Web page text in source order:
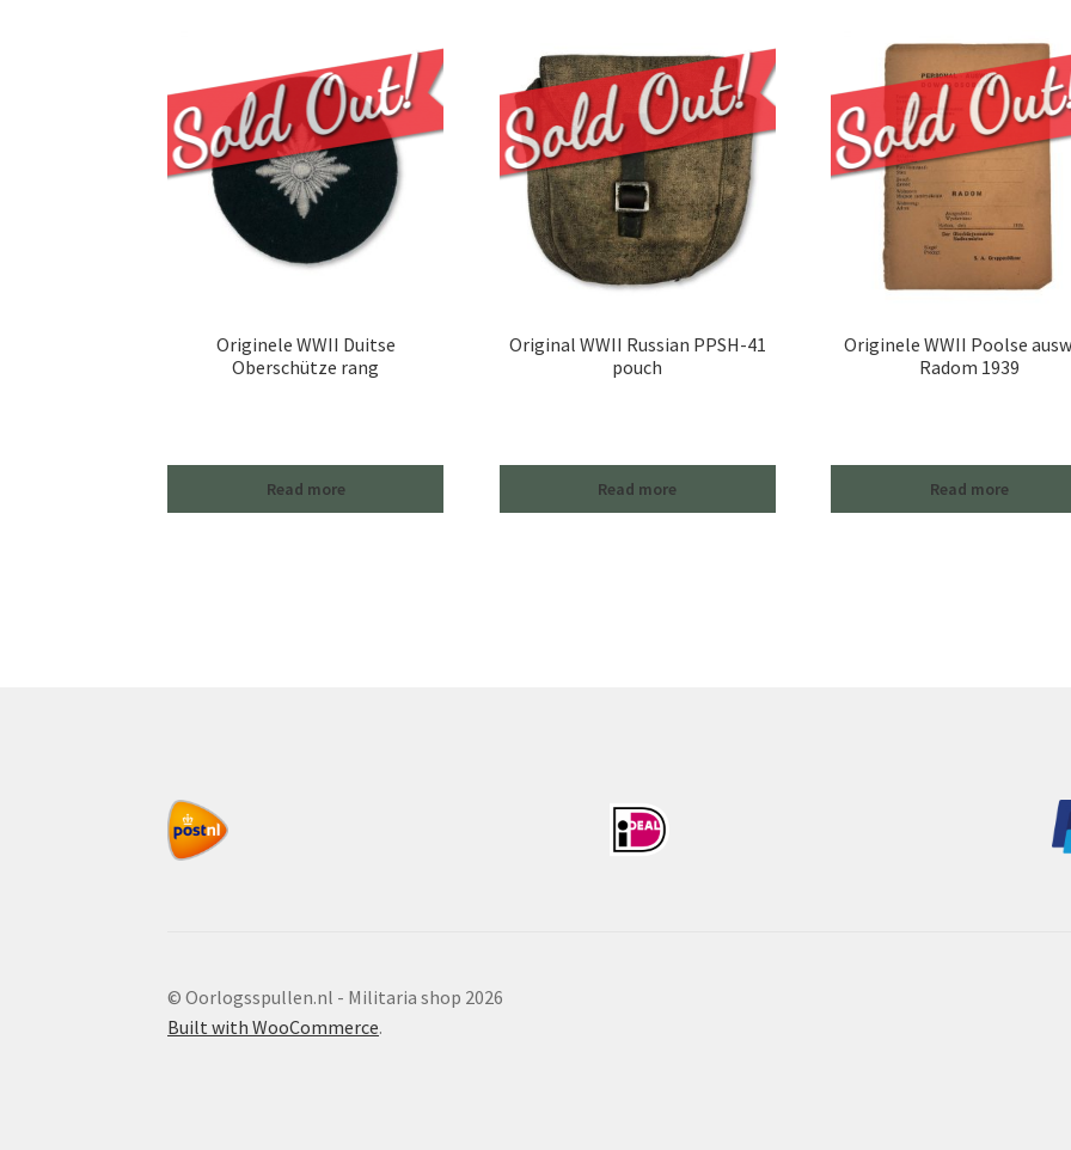
Originele WWII Duitse
Oberschütze rang
Read more
Original WWII Russian PPSH-41
pouch
Read more
Originele WWII Poolse
Radom 1939
Read more
© Oorlogsspullen.nl - Militaria shop 2026
Built with WooCommerce.